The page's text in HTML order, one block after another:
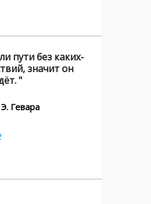
пути без каких-
значит он
"
Э. Гевара